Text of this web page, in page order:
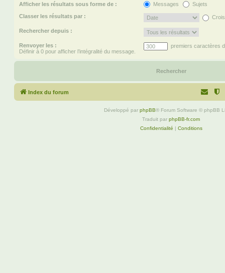
Afficher les résultats sous forme de : Messages Sujets
Classer les résultats par :
Rechercher depuis :
Renvoyer les :
Définir à 0 pour afficher l’intégralité du message.
premiers caractères
Index du forum
Développé par phpBB® Forum Software © phpBB
Traduit par phpBB-fr.com
Confidentialité | Conditions